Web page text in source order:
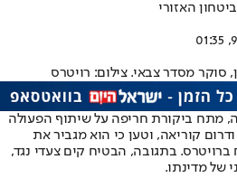
האזורי
סוקר מסדר צבאי. צילום: רויטרס
מתח ביקורת חריפה על שיתוף הפעולה
קוריאה, וטען כי הוא מגביר את
ברויטרס. בתגובה, הבטיח קים צעדי נגד,
של מדינתו.